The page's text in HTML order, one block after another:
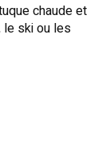
chaude et
le ski ou les